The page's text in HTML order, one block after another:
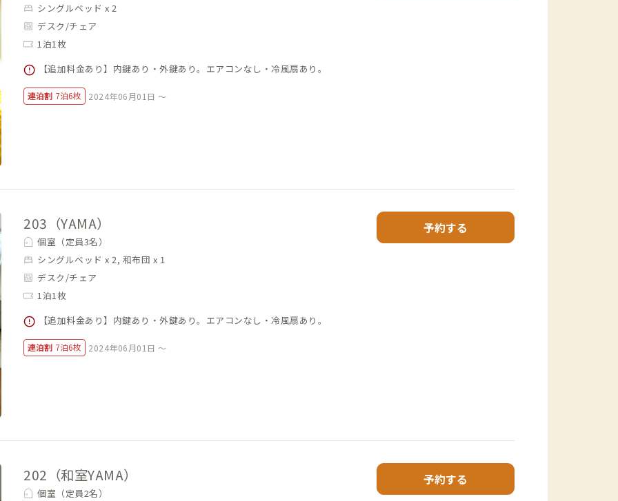
シングルベッド x 2
デスク/チェア
1泊1枚
【追加料金あり】内鍵あり・外鍵あり。エアコンなし・冷風扇あり。
連泊割 7泊6枚 2024年06月01日 ～
203（YAMA）
個室（定員3名）
シングルベッド x 2, 和布団 x 1
デスク/チェア
1泊1枚
【追加料金あり】内鍵あり・外鍵あり。エアコンなし・冷風扇あり。
連泊割 7泊6枚 2024年06月01日 ～
予約する
202（和室YAMA）
個室（定員2名）
予約する